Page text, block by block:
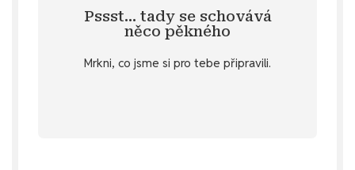
Pssst… tady se schovává
něco pěkného
Mrkni, co jsme si pro tebe připravili.
Specifikace. 💌 Nebo si přeješ svou
vlastní samolepku pro úklid ? Snadná